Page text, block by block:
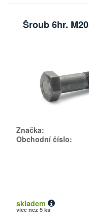
Šroub 6hr.
Značka:
Obchodní číslo:
skladem
více než 5 ks